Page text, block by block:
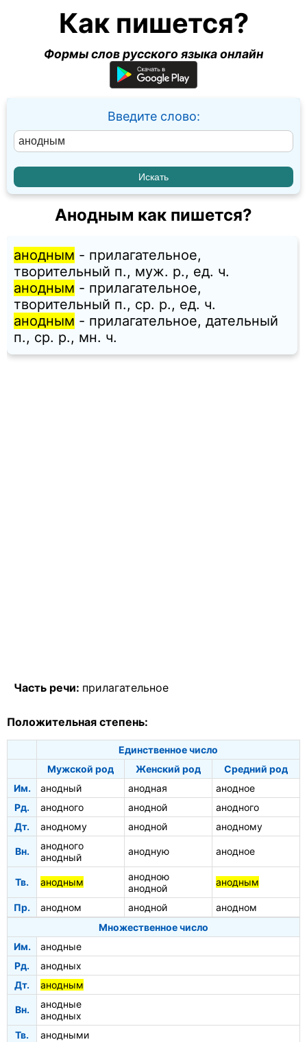
Как пишется?
Формы слов русского языка онлайн
Введите слово:
Анодным как пишется?
анодным - прилагательное,
творительный п., муж. p., ед. ч.
анодным - прилагательное,
творительный п., ср. p., ед. ч.
анодным - прилагательное, дательный
п., ср. p., мн. ч.
Часть речи: прилагательное
Положительная степень:
Единственное число
Мужской род
Женский род
Средний род
Им.
анодный анодная
анодное
Рд.
анодного анодной
анодного
Дт.
анодному анодной анодному
Вн.
анодного
анодный
анодную анодное
Тв. анодным
анодною
анодной
анодным
Пр. анодном анодной
анодном
Множественное число
Им.
анодные
Рд.
анодных
Дт.
анодным
Вн.
анодные
анодных
Тв.
анодными